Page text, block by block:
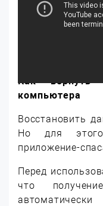
Как вернуть
компьютера
Восстановить
Но для
приложение-
Перед
что